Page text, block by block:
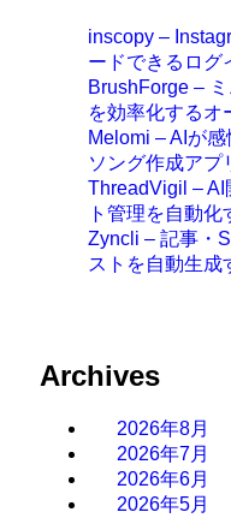
inscopy –
ードできるログ
BrushForge –
を効率化するオ
Melomi – AIが
ソング作成アプ
ThreadVigil – AI
ト管理を自動
Zyncli – 記事・
ストを自動生成
Archives
2026年8月
2026年7月
2026年6月
2026年5月